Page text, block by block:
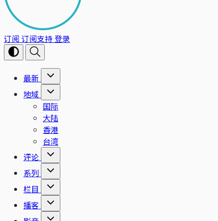
订阅 订阅支持登录
最新
地域
国际
大陆
香港
台湾
评论
系列
栏目
播客